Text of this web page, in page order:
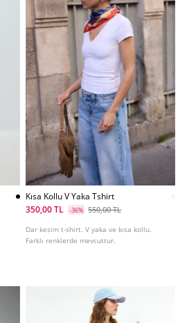
Kısa Kollu V Yaka Tshirt
350,00 TL
-36% 550,00 TL
Dar kesim t-shirt. V yaka ve kısa kollu.
Farklı renklerde mevcuttur.